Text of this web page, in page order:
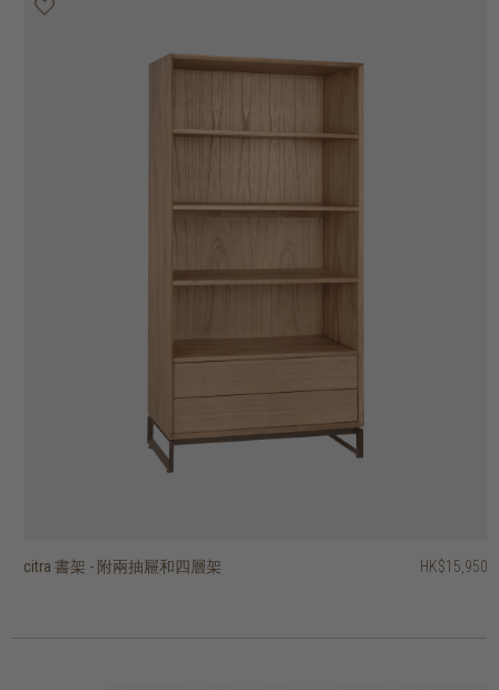
citra 書架 - 附兩抽屜和四層架 HK$15,950
citra 兩門四層書架 HK$14,950
block 層架 HK$31,450
timba 開放式層架 - 十層架、兩抽屜 HK$17,950
timba 開放式層架 - 六層架 HK$16,950
timba 開放式層架 - 七層架 HK$13,950
timba 開放式層架 - 十層架、一抽屜 HK$16,950
stack open rack with 3 shelves HK$2,950
stack open rack with 2 shelves HK$1,950
pebbles 層架 HK$15,950